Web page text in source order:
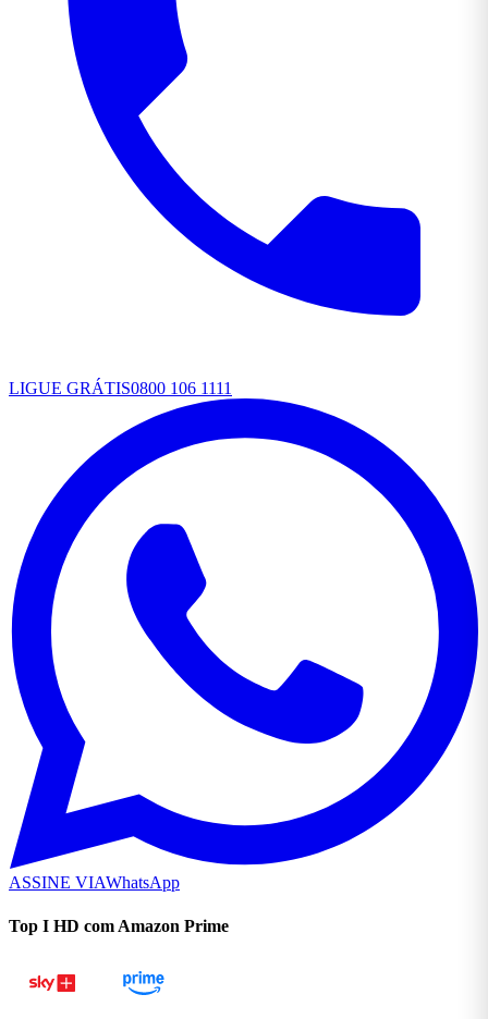
LIGUE GRÁTIS0800 106 1111
ASSINE VIAWhatsApp
Top I HD com Amazon Prime